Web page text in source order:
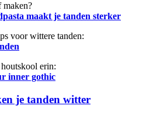
maken?
maakt je tanden sterker
voor wittere tanden:
erin:
inner gothic
je tanden witter